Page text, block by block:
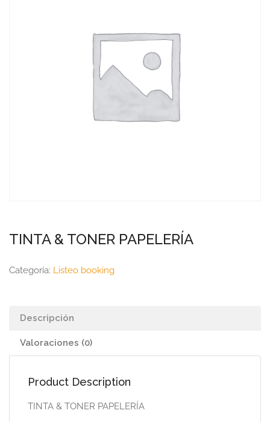
TINTA & TONER PAPELERÍA
Categoría: Listeo booking
Descripción
Valoraciones (0)
Product Description
TINTA & TONER PAPELERÍA